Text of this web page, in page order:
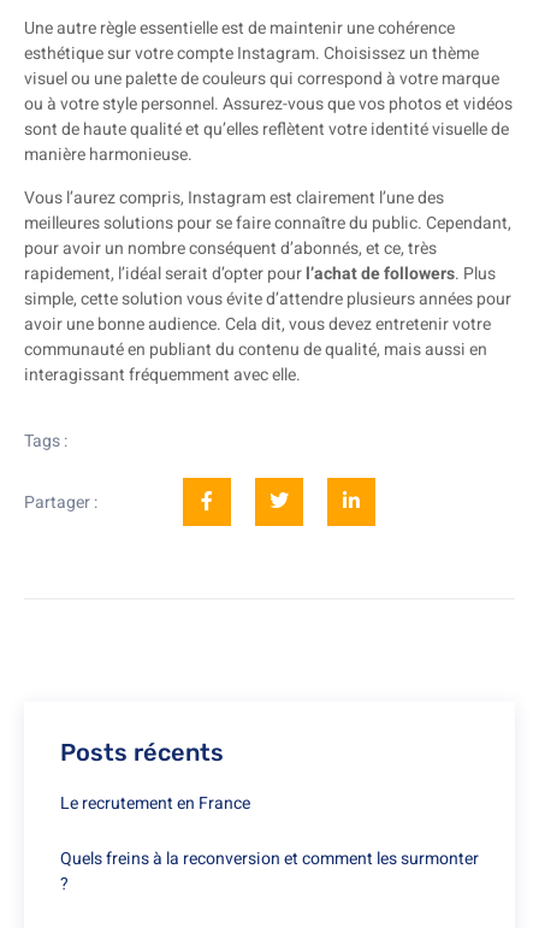
Une autre règle essentielle est de maintenir une cohérence
esthétique sur votre compte Instagram. Choisissez un thème
visuel ou une palette de couleurs qui correspond à votre marque
ou à votre style personnel. Assurez-vous que vos photos et vidéos
sont de haute qualité et qu’elles reflètent votre identité visuelle de
manière harmonieuse.
Vous l’aurez compris, Instagram est clairement l’une des
meilleures solutions pour se faire connaître du public. Cependant,
pour avoir un nombre conséquent d’abonnés, et ce, très
rapidement, l’idéal serait d’opter pourl’achat de followers. Plus
simple, cette solution vous évite d’attendre plusieurs années pour
avoir une bonne audience. Cela dit, vous devez entretenir votre
communauté en publiant du contenu de qualité, mais aussi en
interagissant fréquemment avec elle.
Tags :
Partager :
Posts récents
Le recrutement en France
Quels freins à la reconversion et comment les surmonter
?